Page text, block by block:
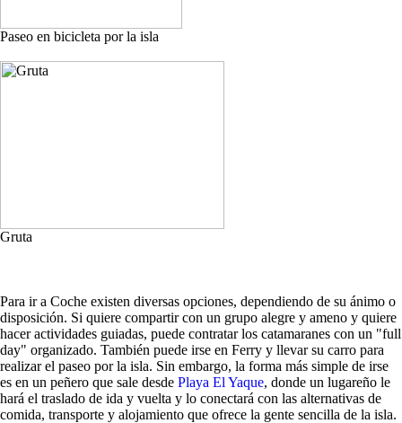
Paseo en bicicleta por la isla
Gruta
Para ir a Coche existen diversas opciones, dependiendo de su ánimo o
disposición. Si quiere compartir con un grupo alegre y ameno y quiere
hacer actividades guiadas, puede contratar los catamaranes con un "full
day" organizado. También puede irse en Ferry y llevar su carro para
realizar el paseo por la isla. Sin embargo, la forma más simple de irse
es en un peñero que sale desde Playa El Yaque, donde un lugareño le
hará el traslado de ida y vuelta y lo conectará con las alternativas de
comida, transporte y alojamiento que ofrece la gente sencilla de la isla.